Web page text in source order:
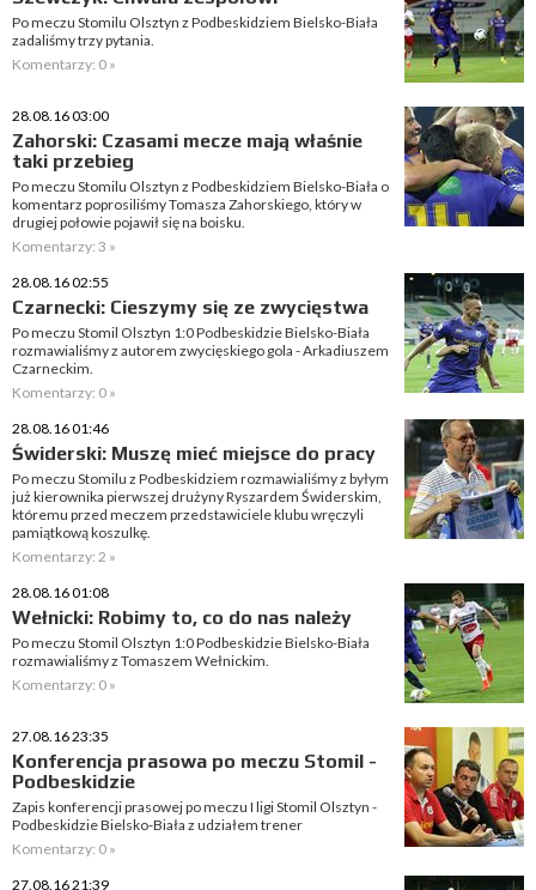
Po meczu Stomilu Olsztyn z Podbeskidziem Bielsko-Biała
zadaliśmy trzy pytania.
Komentarzy: 0 »
28.08.16 03:00
Zahorski: Czasami mecze mają właśnie
taki przebieg
Po meczu Stomilu Olsztyn z Podbeskidziem Bielsko-Biała o
komentarz poprosiliśmy Tomasza Zahorskiego, który w
drugiej połowie pojawił się na boisku.
Komentarzy: 3 »
28.08.16 02:55
Czarnecki: Cieszymy się ze zwycięstwa
Po meczu Stomil Olsztyn 1:0 Podbeskidzie Bielsko-Biała
rozmawialiśmy z autorem zwycięskiego gola - Arkadiuszem
Czarneckim.
Komentarzy: 0 »
28.08.16 01:46
Świderski: Muszę mieć miejsce do pracy
Po meczu Stomilu z Podbeskidziem rozmawialiśmy z byłym
już kierownika pierwszej drużyny Ryszardem Świderskim,
któremu przed meczem przedstawiciele klubu wręczyli
pamiątkową koszulkę.
Komentarzy: 2 »
28.08.16 01:08
Wełnicki: Robimy to, co do nas należy
Po meczu Stomil Olsztyn 1:0 Podbeskidzie Bielsko-Biała
rozmawialiśmy z Tomaszem Wełnickim.
Komentarzy: 0 »
27.08.16 23:35
Konferencja prasowa po meczu Stomil -
Podbeskidzie
Zapis konferencji prasowej po meczu I ligi Stomil Olsztyn -
Podbeskidzie Bielsko-Biała z udziałem trener
Komentarzy: 0 »
27.08.16 21:39